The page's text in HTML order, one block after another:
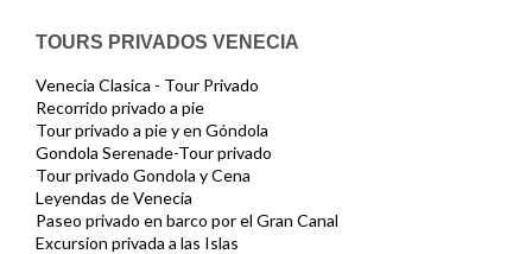
TOURS PRIVADOS VENECIA
Venecia Clasica - Tour Privado
Recorrido privado a pie
Tour privado a pie y en Góndola
Gondola Serenade-Tour privado
Tour privado Gondola y Cena
Leyendas de Venecia
Paseo privado en barco por el Gran Canal
Excursion privada a las Islas